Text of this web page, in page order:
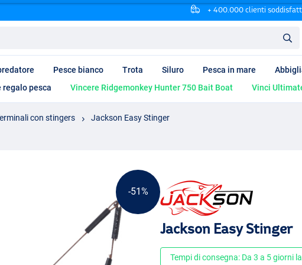
+ 400.000 clienti
Pesce bianco Trota Siluro Pesca in mare
regalo pesca Vincere Ridgemonkey Hunter 750 Bait Boat Vinci
con stingers
Jackson Easy Stinger
-51%
Jackson Easy Stinger
Tempi di consegna: Da 3 a 5 giorni